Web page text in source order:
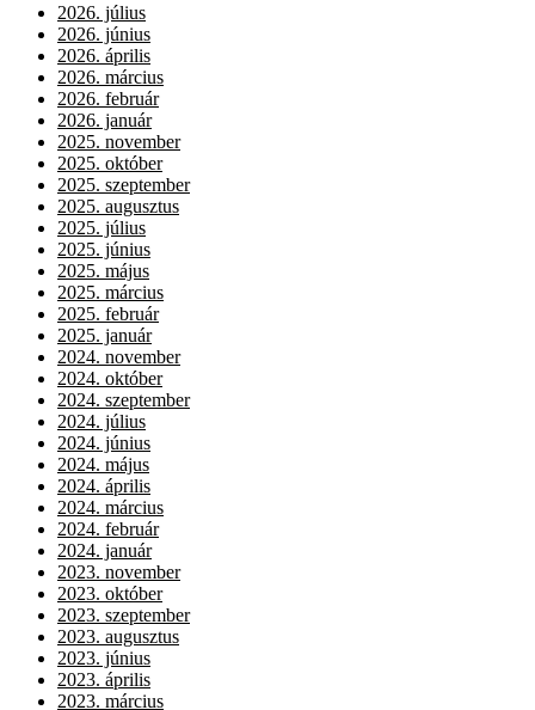
2026. július
2026. június
2026. április
2026. március
2026. február
2026. január
2025. november
2025. október
2025. szeptember
2025. augusztus
2025. július
2025. június
2025. május
2025. március
2025. február
2025. január
2024. november
2024. október
2024. szeptember
2024. július
2024. június
2024. május
2024. április
2024. március
2024. február
2024. január
2023. november
2023. október
2023. szeptember
2023. augusztus
2023. június
2023. április
2023. március